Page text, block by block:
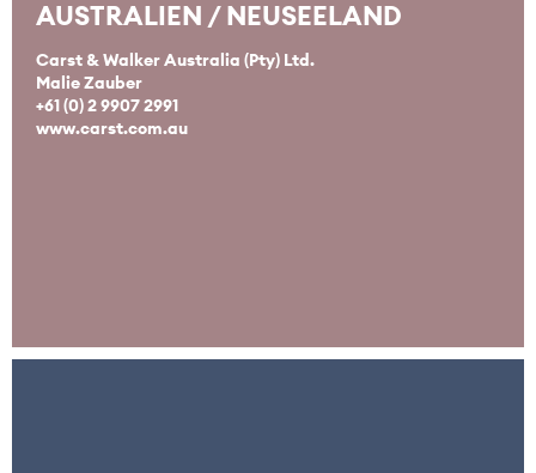
AUSTRALIEN / NEUSEELAND
Carst & Walker Australia (Pty) Ltd.
Malie Zauber
+61 (0) 2 9907 2991
www.carst.com.au